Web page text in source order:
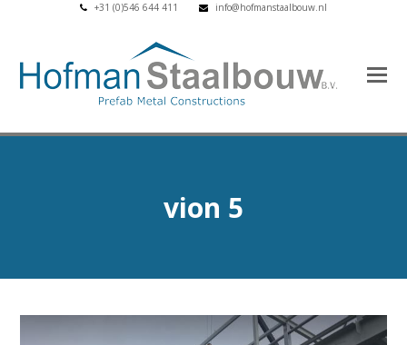
+31 (0)546 644 411 info@hofmanstaalbouw.nl
vion 5